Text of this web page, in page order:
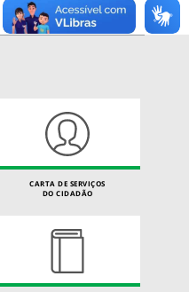
CARTA DE SERVIÇOS
DO CIDADÃO